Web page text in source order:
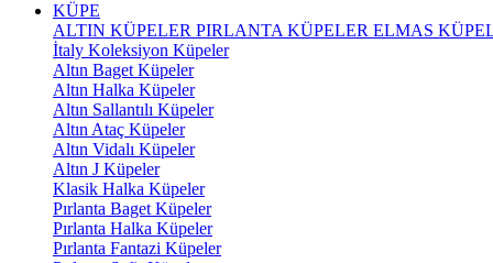
KÜPE
ALTIN KÜPELER PIRLANTA KÜPELER ELMAS
İtaly Koleksiyon Küpeler
Altın Baget Küpeler
Altın Halka Küpeler
Altın Sallantılı Küpeler
Altın Ataç Küpeler
Altın Vidalı Küpeler
Altın J Küpeler
Klasik Halka Küpeler
Pırlanta Baget Küpeler
Pırlanta Halka Küpeler
Pırlanta Fantazi Küpeler